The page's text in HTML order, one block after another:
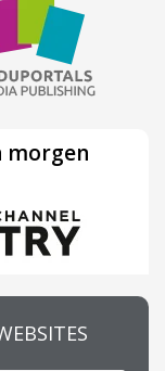
morgen